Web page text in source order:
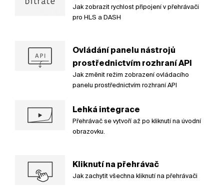
Jak zobrazit rychlost připojení v přehrávači
pro HLS a DASH
Ovládání panelu nástrojů
prostřednictvím rozhraní API
Jak změnit režim zobrazení ovládacího
panelu prostřednictvím rozhraní API
Lehká integrace
Přehrávač se vytvoří až po kliknutí na úvodní
obrazovku.
Kliknutí na přehrávač
Jak zachytit všechna kliknutí na přehrávači